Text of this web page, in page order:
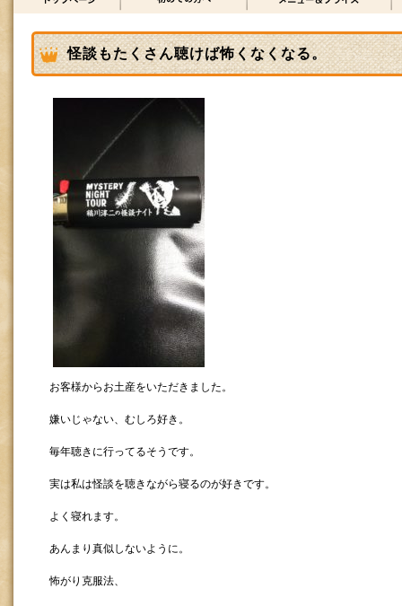
怪談もたくさん聴けば怖くなくなる。
お客様からお土産をいただきました。
嫌いじゃない、むしろ好き。
毎年聴きに行ってるそうです。
実は私は怪談を聴きながら寝るのが好きです。
よく寝れます。
あんまり真似しないように。
怖がり克服法、